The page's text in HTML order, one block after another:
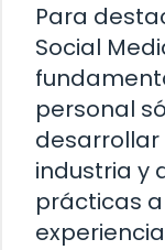
Para
Social
personal
desarrollar
industria y
prácticas